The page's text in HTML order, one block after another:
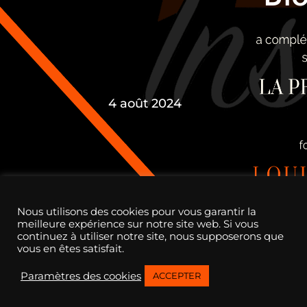
4 août 2024
Nous utilisons des cookies pour vous garantir la
meilleure expérience sur notre site web. Si vous
continuez à utiliser notre site, nous supposerons que
vous en êtes satisfait.
Paramètres des cookies ACCEPTER